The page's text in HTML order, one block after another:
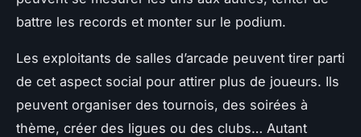
battre les records et monter sur le podium.
Les exploitants de salles d’arcade peuvent tirer parti
de cet aspect social pour attirer plus de joueurs. Ils
peuvent organiser des tournois, des soirées à
thème, créer des ligues ou des clubs… Autant